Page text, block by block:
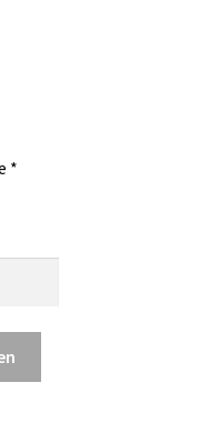
*Erforderlich